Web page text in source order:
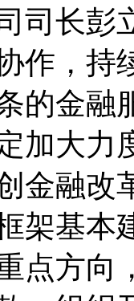
司长彭
作，持
的金融
加大力
金融改
架基本
点方向